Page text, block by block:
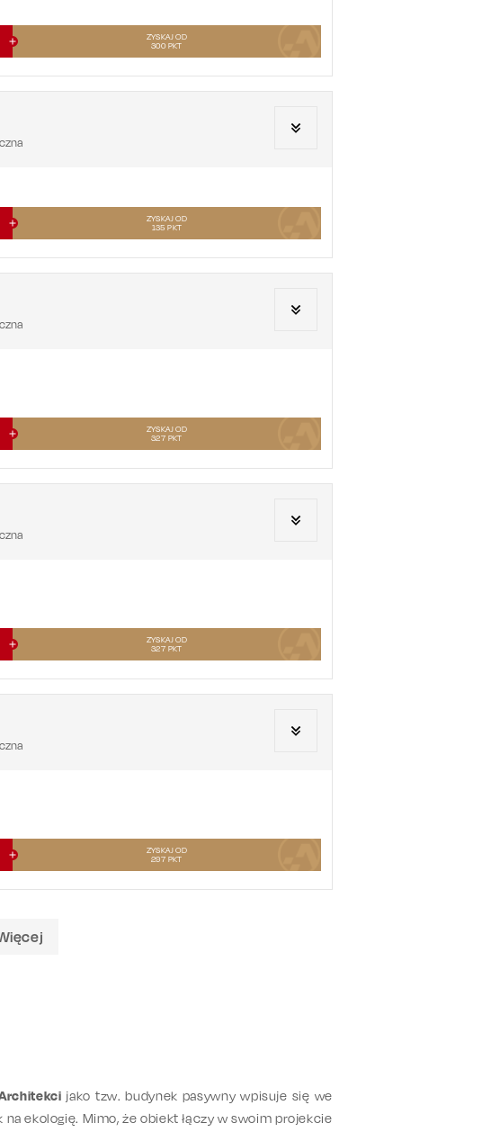
ZYSKAJ OD
300 PKT
ZYSKAJ OD
135 PKT
ZYSKAJ OD
327 PKT
ZYSKAJ OD
327 PKT
ZYSKAJ OD
297 PKT
jako tzw. budynek pasywny wpisuje się we
ekologię. Mimo, że obiekt łączy w swoim projekcie